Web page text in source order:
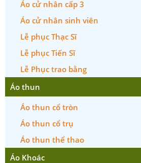
Áo cử nhân cấp 3
Áo cử nhân sinh viên
Lễ phục Thạc Sĩ
Lễ phục Tiến Sĩ
Lễ Phục trao bằng
Áo thun
Áo thun cổ tròn
Áo thun cổ trụ
Áo thun thể thao
Áo Khoác